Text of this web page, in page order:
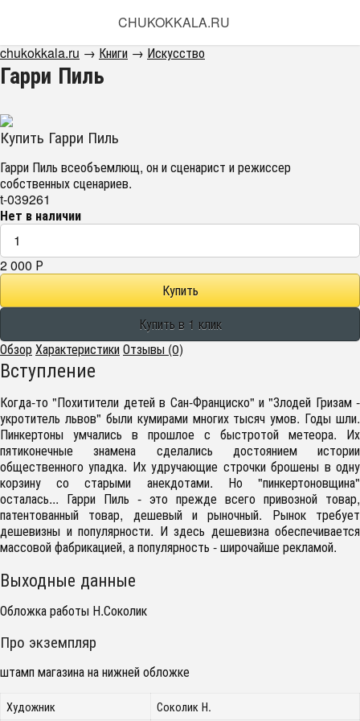
CHUKOKKALA.RU
chukokkala.ru → Книги → Искусство
Гарри Пиль
Купить Гарри Пиль
Гарри Пиль всеобъемлющ, он и сценарист и режиссер
собственных сценариев.
t-039261
Нет в наличии
2 000 Р
ОбзорХарактеристикиОтзывы (0)
Вступление
Когда-то "Похитители детей в Сан-Франциско" и "Злодей Гризам -
укротитель львов" были кумирами многих тысяч умов. Годы шли.
Пинкертоны умчались в прошлое с быстротой метеора. Их
пятиконечные знамена сделались достоянием истории
общественного упадка. Их удручающие строчки брошены в одну
корзину со старыми анекдотами. Но "пинкертоновщина"
осталась... Гарри Пиль - это прежде всего привозной товар,
патентованный товар, дешевый и рыночный. Рынок требует
дешевизны и популярности. И здесь дешевизна обеспечивается
массовой фабрикацией, а популярность - широчайше рекламой.
Выходные данные
Обложка работы Н.Соколик
Про экземпляр
штамп магазина на нижней обложке
Художник Соколик Н.